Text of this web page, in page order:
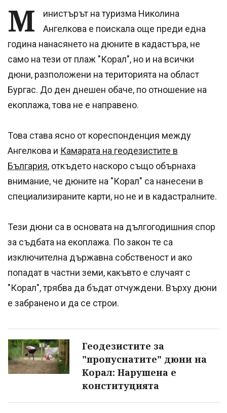
М
инистърът на туризма Николина
Ангелкова е поискала още преди една
година нанасянето на дюните в кадастъра, не
само на тези от плаж "Корал", но и на всички
дюни, разположени на територията на област
Бургас. До ден днешен обаче, по отношение на
екоплажа, това не е направено.
Това става ясно от кореспонденция между
Ангелкова и Камарата на геодезистите в
България, откъдето наскоро също обърнаха
внимание, че дюните на "Корал" са нанесени в
специализираните карти, но не и в кадастралните.
Тези дюни са в основата на дългогодишния спор
за съдбата на екоплажа. По закон те са
изключителна държавна собственост и ако
попадат в частни земи, какъвто е случаят с
"Корал", трябва да бъдат отчуждени. Върху дюни
е забранено и да се строи.
Геодезистите за
"пропуснатите" дюни на
Корал: Нарушена е
конституцията